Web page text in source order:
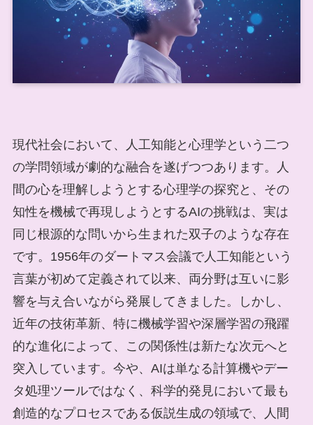
現代社会において、人工知能と心理学という二つ
の学問領域が劇的な融合を遂げつつあります。人
間の心を理解しようとする心理学の探究と、その
知性を機械で再現しようとするAIの挑戦は、実は
同じ根源的な問いから生まれた双子のような存在
です。1956年のダートマス会議で人工知能という
言葉が初めて定義されて以来、両分野は互いに影
響を与え合いながら発展してきました。しかし、
近年の技術革新、特に機械学習や深層学習の飛躍
的な進化によって、この関係性は新たな次元へと
突入しています。今や、AIは単なる計算機やデー
タ処理ツールではなく、科学的発見において最も
創造的なプロセスである仮説生成の領域で、人間